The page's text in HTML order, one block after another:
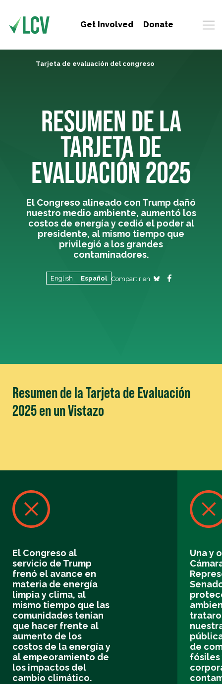
Get Involved Donate
Tarjeta de evaluación del congreso
RESUMEN DE LA
TARJETA DE
EVALUACIÓN 2025
El Congreso alineado con Trump dañó
nuestro medio ambiente, aumentó los
costos de energía y cedió el poder al
presidente, al mismo tiempo que
privilegió a los grandes
contaminadores.
English Español Compartir en
Resumen de la Tarjeta de Evaluación
2025 en un Vistazo
El Congreso al
servicio de Trump
frenó el avance en
materia de energía
limpia y clima, al
mismo tiempo que las
comunidades tenían
que hacer frente al
aumento de los
costos de la energía y
al empeoramiento de
los impactos del
cambio climático.
Una y
de
fósiles